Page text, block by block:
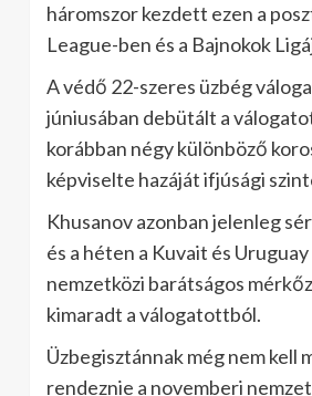
háromszor kezdett ezen a
League-ben és a Bajnokok
A védő 22-szeres üzbég
júniusában debütált a
korábban négy különböző
képviselte hazáját ifjúsági
Khusanov azonban jelenleg
és a héten a Kuvait és
nemzetközi barátságos
kimaradt a válogatottból.
Üzbegisztánnak még nem kell
rendeznie a novemberi